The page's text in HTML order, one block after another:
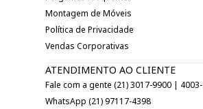
Montagem de Móveis
Política de Privacidade
Vendas Corporativas
ATENDIMENTO AO CLIENTE
Fale com a gente (21) 3017-9900 |
WhatsApp (21) 97117-4398